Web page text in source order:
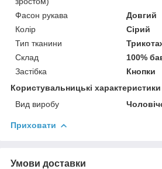
Фасон рукава
Довгий
Колір
Сірий
Тип тканини
Склад
100%
Застібка
Кнопки
Користувальницькі характеристики
Вид виробу
Приховати
Умови доставки